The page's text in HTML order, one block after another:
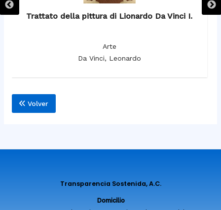
Trattato della pittura di Lionardo Da Vinci I.
Arte
Da Vinci, Leonardo
Volver
Transparencia Sostenida, A.C.
Domicilio